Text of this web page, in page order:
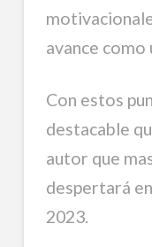
avance
Con estos
destacable
autor que
despertará
2023.